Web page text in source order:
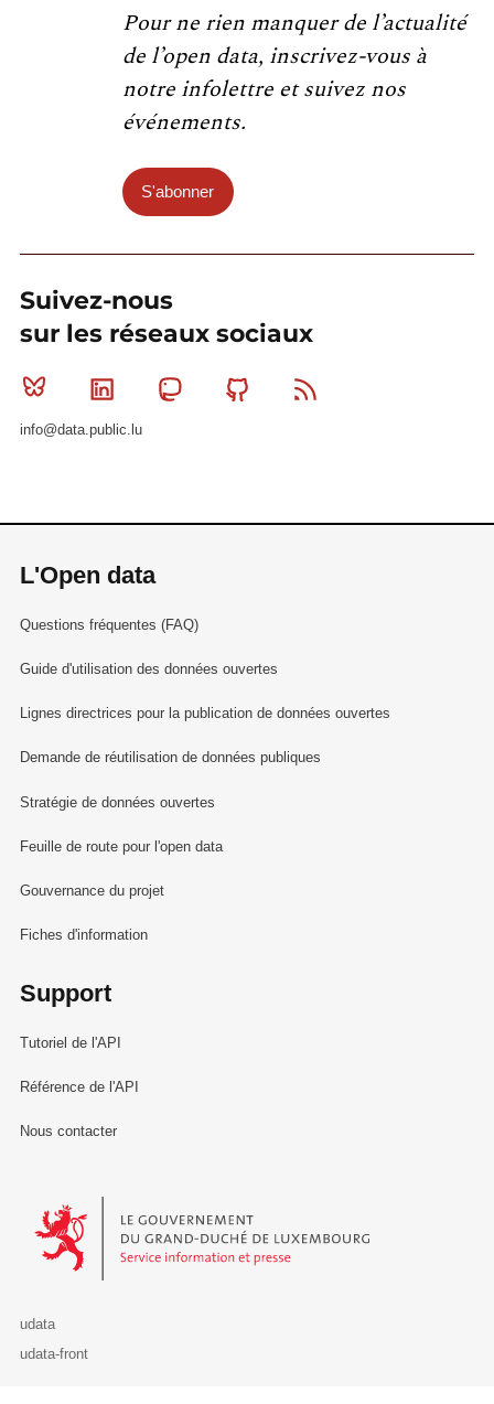
Pour ne rien manquer de l’actualité
de l’open data, inscrivez-vous à
notre infolettre et suivez nos
événements.
S'abonner
Suivez-nous
sur les réseaux sociaux
Bluesky Linkedin MastodonGithub
info@data.public.lu
L'Open data
Questions fréquentes (FAQ)
Guide d'utilisation des données ouvertes
Lignes directrices pour la publication de données ouvertes
Demande de réutilisation de données publiques
Stratégie de données ouvertes
Feuille de route pour l'open data
Gouvernance du projet
Fiches d'information
Support
Tutoriel de l'API
Référence de l'API
Nous contacter
Le Gouvernement du Grand-Duché de Luxembourg - Service
udata
udata-front